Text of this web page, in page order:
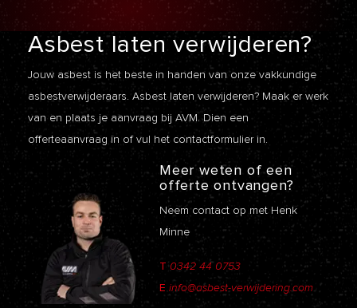
Asbest latenverwijderen?
Jouw asbest is het beste in handen van onze vakkundige
asbestverwijderaars. Asbest laten verwijderen? Maak er werk
van en plaats je aanvraag bij AVM. Dien een
offerteaanvraag in of vul het contactformulier in.
Meer weten of een
offerte ontvangen?
Neem contact op met Henk
Minne
T 0342 44 0753
E info@asbest-verwijdering.com